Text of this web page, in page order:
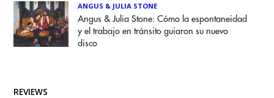
ANGUS & JULIA STONE
Angus & Julia Stone: Cómo la espontaneidad
y el trabajo en tránsito guiaron su nuevo
disco
REVIEWS